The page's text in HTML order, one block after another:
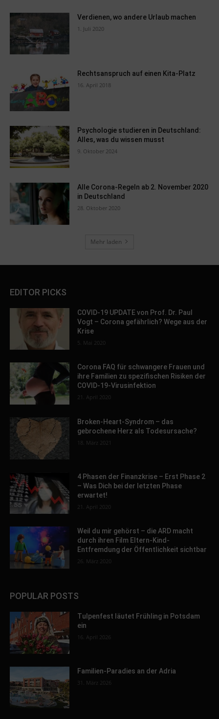
Verdienen, wo andere Urlaub machen
1. Juli 2020
Rechtsanspruch auf einen Kita-Platz
16. April 2018
Psychologie studieren in Deutschland:
Alles, was du wissen musst
9. Oktober 2024
Alle Corona-Regeln ab 2. November 2020
in Deutschland
28. Oktober 2020
Mehr laden
EDITOR PICKS
COVID-19 UPDATE von Prof. Dr. Paul
Vogt – Corona gefährlich? Wege aus der
Krise
5. Mai 2020
Corona FAQ für schwangere Frauen und
ihre Familien zu spezifischen Risiken der
COVID-19-Virusinfektion
21. April 2020
Broken-Heart-Syndrom – das
gebrochene Herz als Todesursache?
18. März 2021
4 Phasen der Finanzkrise – Erst Phase 2
– Was Dich bei der letzten Phase
erwartet!
21. April 2020
Weil du mir gehörst – die ARD macht
durch ihren Film Eltern-Kind-
Entfremdung der Öffentlichkeit sichtbar
26. März 2020
POPULAR POSTS
Tulpenfest läutet Frühling in Potsdam
ein
16. April 2026
Familien-Paradies an der Adria
31. März 2026